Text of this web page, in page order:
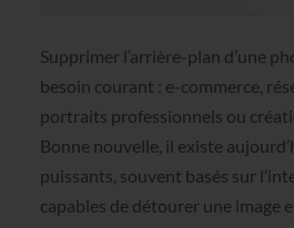
Supprimer l’arrière-plan d’une
besoin courant : e-commerce,
portraits professionnels ou
Bonne nouvelle, il existe
puissants, souvent basés sur
capables de détourer une image